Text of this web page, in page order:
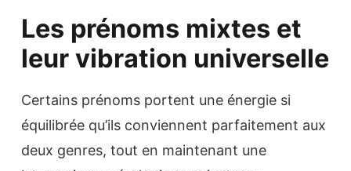
Les prénoms mixtes et
leur vibration universelle
Certains prénoms portent une énergie si
équilibrée qu’ils conviennent parfaitement aux
deux genres, tout en maintenant une